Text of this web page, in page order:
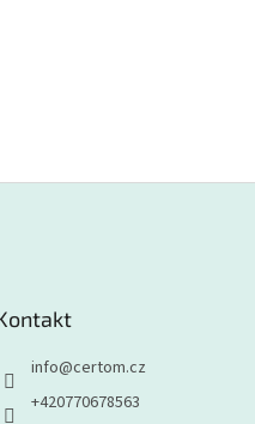
info@certom.cz
+420770678563